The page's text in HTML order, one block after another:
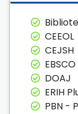
CEEOL
CEJSH
EBSCO
DOAJ
ERIH
PBN -